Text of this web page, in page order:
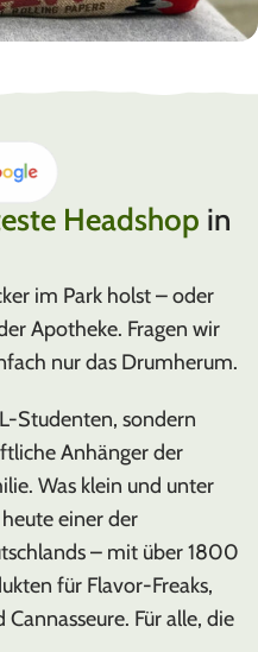
Headshop in
im Park holst – oder
Apotheke. Fragen wir
nur das Drumherum.
Studenten, sondern
Anhänger der
Was klein und unter
einer der
– mit über 1800
für Flavor-Freaks,
Für alle, die